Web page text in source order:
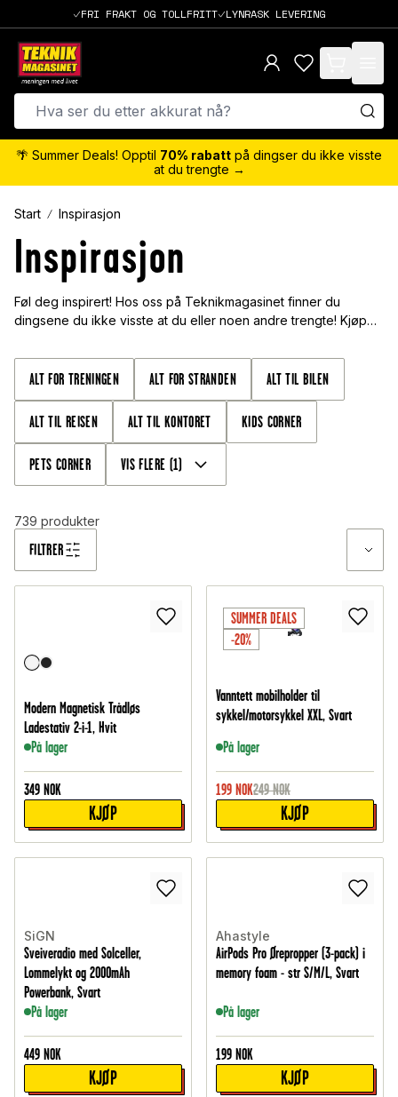
FRI FRAKT OG TOLLFRITT LYNRASK LEVERING
items in cart,
🌴 Summer Deals! Opptil 70% rabatt på dingser du ikke visste
at du trengte →
Start Inspirasjon
Inspirasjon
Føl deg inspirert! Hos oss på Teknikmagasinet finner du
dingsene du ikke visste at du eller noen andre trengte! Kjøp
spontan overraskelse til noen du er glad i? Invester i en utrolig
ladestasjon for alle dine enheter, eller et smart etui til
har du alltid et fraktfritt alternativ, og vi tilbyr lynraske
leveranser rett hjem til postkassen eller pakkeboksen din –
ALT FOR TRENINGEN ALT FOR STRANDEN ALT TIL BILEN
ALT TIL REISEN ALT TIL KONTORET KIDS CORNER
PETS CORNER VIS FLERE (1)
FILTRER
739 produkter
Modern Magnetisk Trådløs
Ladestativ 2-i-1, Hvit
På lager
349 NOK
KJØP
SUMMER DEALS
-20%
Vanntett mobilholder til
sykkel/motorsykkel XXL, Svart
På lager
199 NOK249 NOK
KJØP
SiGN
Sveiveradio med Solceller,
Lommelykt og 2000mAh
Powerbank, Svart
På lager
449 NOK
KJØP
Ahastyle
AirPods Pro Ørepropper (3-pack) i
memory foam - str S/M/L, Svart
På lager
199 NOK
KJØP